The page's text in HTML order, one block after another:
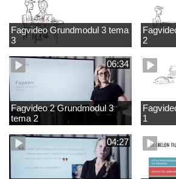
Fagvideo Grundmodul 3 tema
3
2
06:34
Fagvideo 2 Grundmodul 3
tema 2
1
04:27